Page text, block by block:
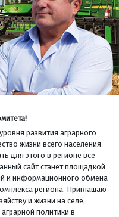
развития аграрного
жизни всего населения
для этого в регионе все
сайт станет площадкой
и информационного обмена
региона. Приглашаю
и жизни на селе,
политики в